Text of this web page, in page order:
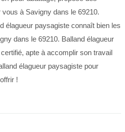
à Savigny dans le 69210.
élagueur paysagiste connaît bien les
dans le 69210. Balland élagueur
apte à accomplir son travail
élagueur paysagiste pour
!